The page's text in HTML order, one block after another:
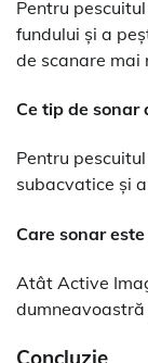
Pentru
fundului și a
de scanare mai
Ce tip de sonar
Pentru
subacvatice și
Care sonar
Atât Active
Concluzie